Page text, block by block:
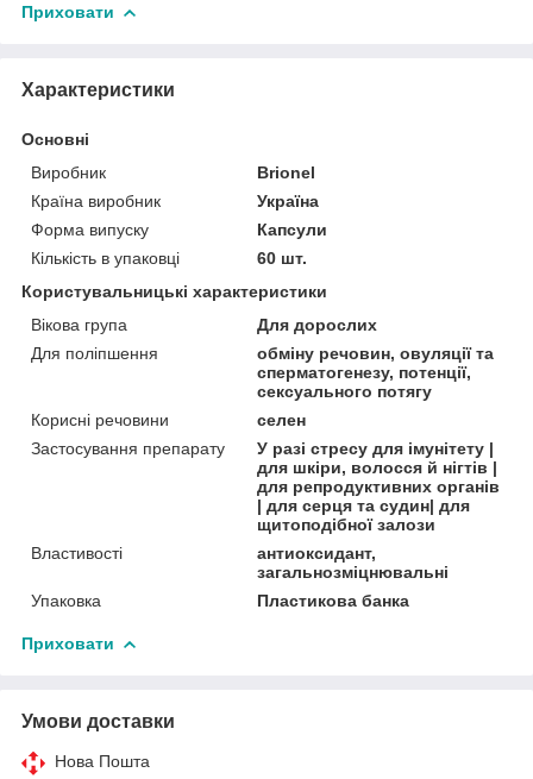
Приховати
Характеристики
Основні
Виробник
Brionel
Країна виробник
Україна
Форма випуску
Капсули
Кількість в упаковці
60 шт.
Користувальницькі характеристики
Вікова група
Для дорослих
Для поліпшення
обміну речовин, овуляції та
сперматогенезу, потенції,
сексуального потягу
Корисні речовини
селен
Застосування препарату
У разі стресу для імунітету |
для шкіри, волосся й нігтів |
для репродуктивних органів
| для серця та судин| для
щитоподібної залози
Властивості
антиоксидант,
загальнозміцнювальні
Упаковка
Пластикова банка
Приховати
Умови доставки
Нова Пошта